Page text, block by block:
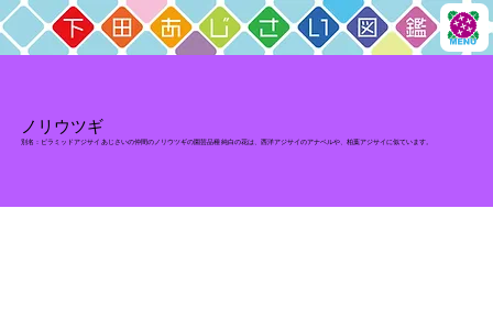
ノリウツギ
別名：ピラミッドアジサイ あじさいの仲間のノリウツギの園芸品種 純白の花は、西洋アジサイのアナベルや、柏葉アジサイに似ています。